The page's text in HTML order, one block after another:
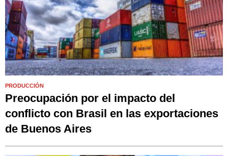
PRODUCCIÓN
Preocupación por el impacto del
conflicto con Brasil en las exportaciones
de Buenos Aires